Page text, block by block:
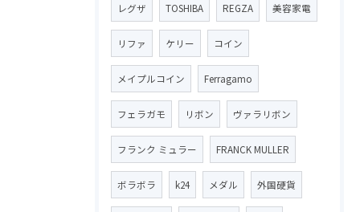
レグザ TOSHIBA REGZA 美容家電
リファ ケリー コイン
メイプルコイン Ferragamo
フェラガモ リボン ヴァラリボン
フランク ミュラー FRANCK MULLER
ボラボラ k24 メダル 外国硬貨